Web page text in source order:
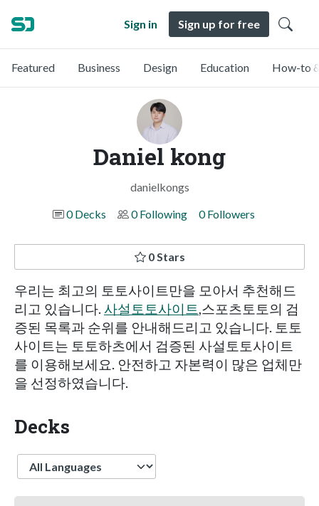
Sign in Sign up for free
Featured Business Design Education How-to
Daniel kong
danielkongs
0 Decks
0 Following 0 Followers
0 Stars
우리는 최고의 토토사이트만을 모아서 추천해드
리고 있습니다. 사설토토사이트,스포츠토토의 검
증된 목록과 순위를 안내해드리고 있습니다. 토토
사이트는 토토하츠에서 검증된 사설토토사이트
를 이용해보세요. 안전하고 자본력이 많은 업체만
을 선정하였습니다.
Decks
Language